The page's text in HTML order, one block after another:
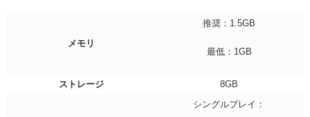
メモリ
推奨：1.5GB
最低：1GB
ストレージ 8GB
シングルプレイ：